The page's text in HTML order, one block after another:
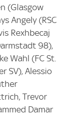
(Glasgow
Angely (RSC
Rexhbecaj
98),
Wahl (FC St.
SV), Alessio
Trevor
Damar